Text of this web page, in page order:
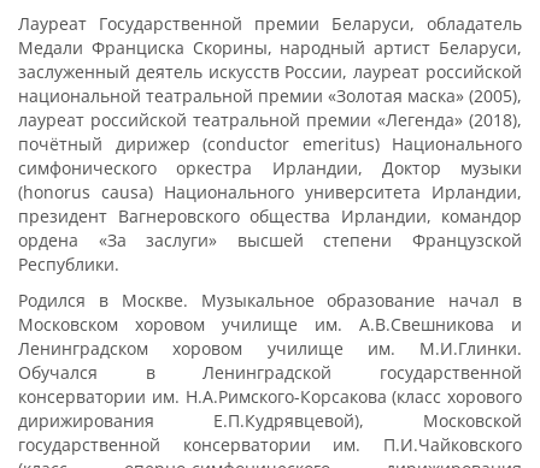
Лауреат Государственной премии Беларуси, обладатель
Медали Франциска Скорины, народный артист Беларуси,
заслуженный деятель искусств России, лауреат российской
национальной театральной премии «Золотая маска» (2005),
лауреат российской театральной премии «Легенда» (2018),
почётный дирижер (conductor emeritus) Национального
симфонического оркестра Ирландии, Доктор музыки
(honorus causa) Национального университета Ирландии,
президент Вагнеровского общества Ирландии, командор
ордена «За заслуги» высшей степени Французской
Республики.
Родился в Москве. Музыкальное образование начал в
Московском хоровом училище им. А.В.Свешникова и
Ленинградском хоровом училище им. М.И.Глинки.
Обучался в Ленинградской государственной
консерватории им. Н.А.Римского-Корсакова (класс хорового
дирижирования Е.П.Кудрявцевой), Московской
государственной консерватории им. П.И.Чайковского